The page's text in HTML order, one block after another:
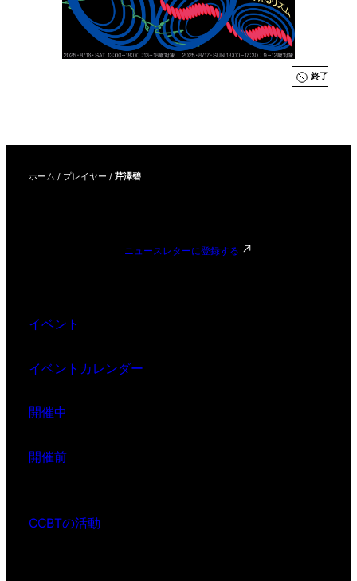
デザイン、
みえるリズ
終了
ホーム / プレイヤー / 芹澤碧
ニュースレターに登録する
イベント
イベントカレンダー
開催中
開催前
CCBTの活動